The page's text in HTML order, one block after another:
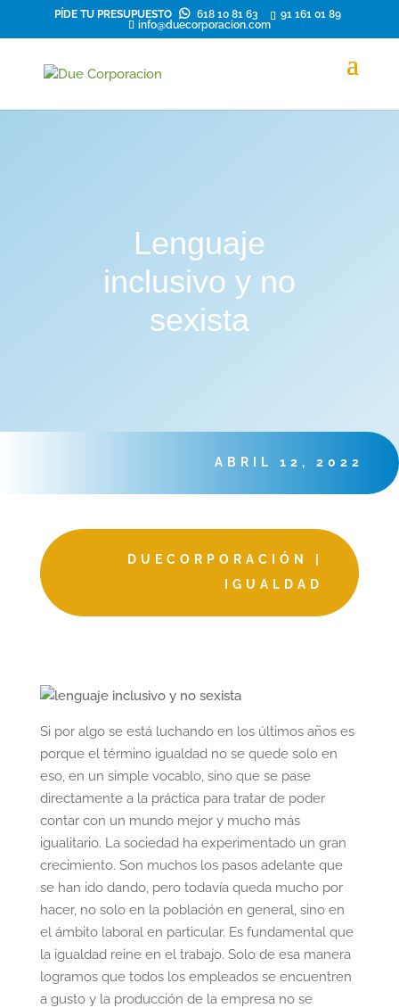
PÍDE TU PRESUPUESTO 618 10 81 63
91 161 01 89
info@duecorporacion.com
Lenguaje
inclusivo y no
sexista
ABRIL 12, 2022
DUECORPORACIÓN
IGUALDAD
Si por algo se está luchando en los últimos años es
porque el término igualdad no se quede solo en
eso, en un simple vocablo, sino que se pase
directamente a la práctica para tratar de poder
contar con un mundo mejor y mucho más
igualitario. La sociedad ha experimentado un gran
crecimiento. Son muchos los pasos adelante que
se han ido dando, pero todavía queda mucho por
hacer, no solo en la población en general, sino en
el ámbito laboral en particular. Es fundamental que
la igualdad reine en el trabajo. Solo de esa manera
logramos que todos los empleados se encuentren
a gusto y la producción de la empresa no se